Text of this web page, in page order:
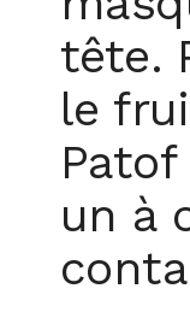
tête.
le
un à